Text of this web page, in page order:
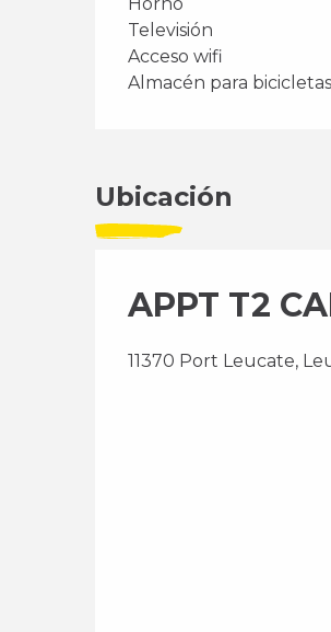
Televisión
Acceso wifi
Almacén para bicicletas
Ubicación
APPT T2
11370 Port Leucate,